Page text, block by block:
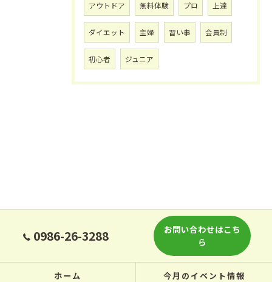
アウトドア 無料体験 プロ 上達
ダイエット 主婦 習い事 会員制
初心者 ジュニア
0986-26-3288
お問い合わせはこち
ら
ホーム 今月のイベント情報